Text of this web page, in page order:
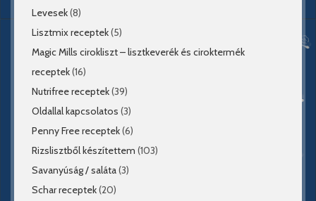
Levesek(8)
Lisztmix receptek(5)
Magic Mills cirokliszt – lisztkeverék és ciroktermék
receptek(16)
Nutrifree receptek(39)
Oldallal kapcsolatos (3)
Penny Free receptek(6)
Rizslisztből készítettem (103)
Savanyúság / saláta(3)
Schar receptek(20)